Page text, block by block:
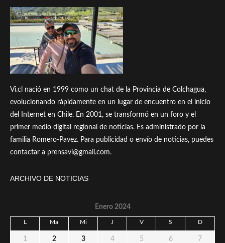
Vi.cl nació en 1999 como un chat de la Provincia de Colchagua,
evolucionando rápidamente en un lugar de encuentro en el inicio
del Internet en Chile. En 2001, se transformó en un foro y el
primer medio digital regional de noticias. Es administrado por la
familia Romero-Pavez. Para publicidad o envío de noticias, puedes
contactar a prensavi@gmail.com.
ARCHIVO DE NOTICIAS
Enero 2024
L Ma Mi J V S D
1 2 3 4 5 6 7